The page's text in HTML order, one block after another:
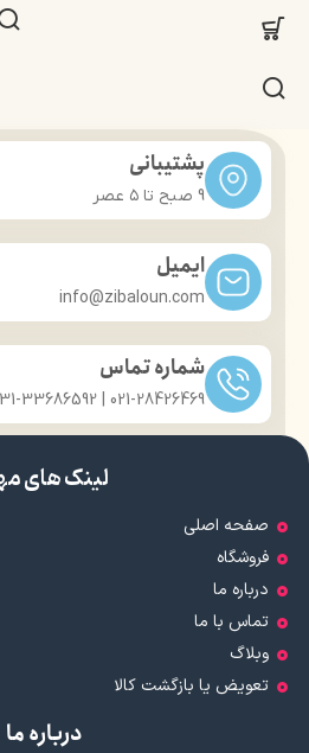
پشتیبانی
9 صبح تا ۵ عصر
ایمیل
info@zibaloun.com
شماره تماس
021-28426469 | 031-33686592
لینک های
صفحه اصلی
فروشگاه
درباره ما
تماس با ما
وبلاگ
تعویض یا بازگشت کالا
درباره ما